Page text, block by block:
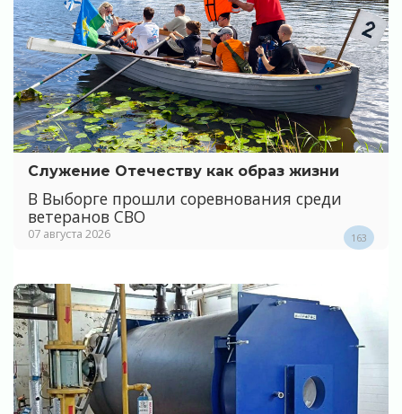
Служение Отечеству как образ жизни
В Выборге прошли соревнования среди
ветеранов СВО
07 августа 2026 163